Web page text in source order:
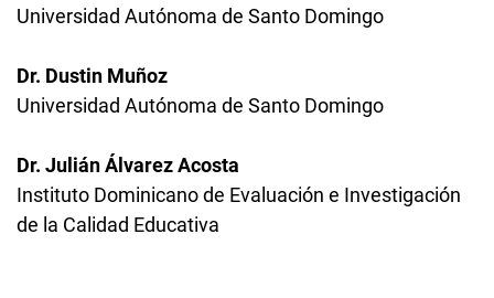
Universidad Autónoma de Santo Domingo
Dr. Dustin Muñoz
Universidad Autónoma de Santo Domingo
Dr. Julián Álvarez Acosta
Instituto Dominicano de Evaluación e Investigación
de la Calidad Educativa